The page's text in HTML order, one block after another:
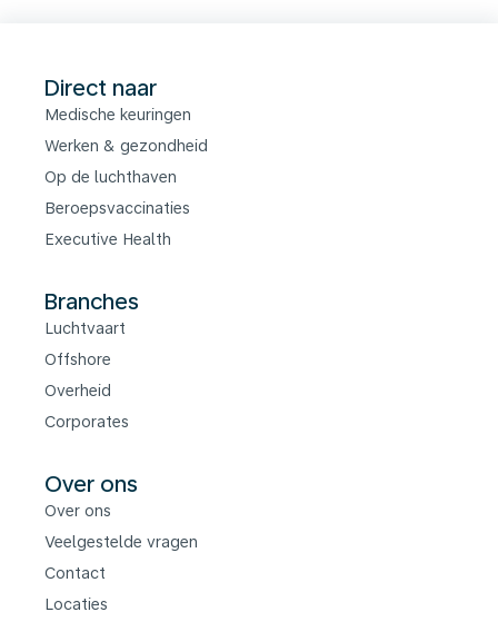
Direct naar
Medische keuringen
Werken & gezondheid
Op de luchthaven
Beroepsvaccinaties
Executive Health
Branches
Luchtvaart
Offshore
Overheid
Corporates
Over ons
Over ons
Veelgestelde vragen
Contact
Locaties